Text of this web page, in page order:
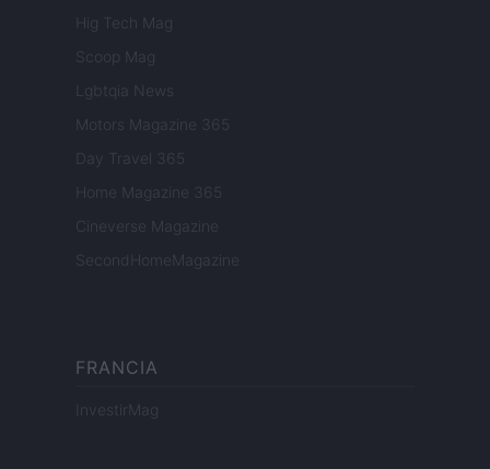
Hig Tech Mag
Scoop Mag
Lgbtqia News
Motors Magazine 365
Day Travel 365
Home Magazine 365
Cineverse Magazine
SecondHomeMagazine
FRANCIA
InvestirMag